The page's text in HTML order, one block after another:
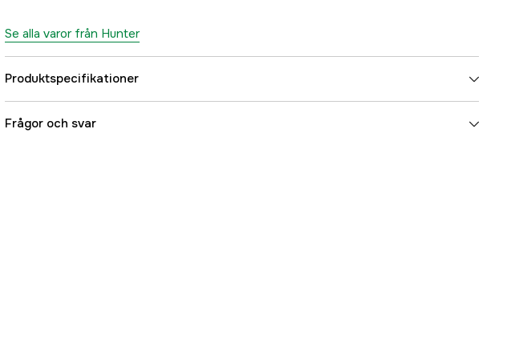
Se alla varor från Hunter
Produktspecifikationer
Referensnummer
Frågor och svar